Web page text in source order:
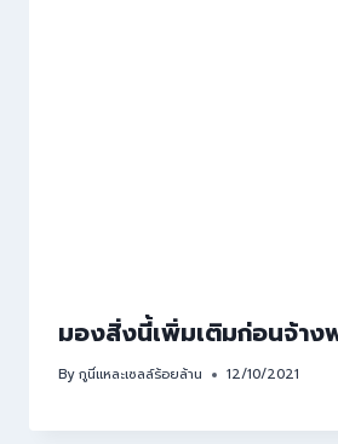
มองสิ่งนี้เพิ่มเติมก่อนจ้าง
Byกูนี่แหละเซลล์ร้อยล้าน 12/10/2021